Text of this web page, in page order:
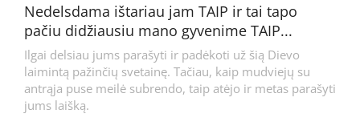
Nedelsdama ištariau jam TAIP ir tai tapo
pačiu didžiausiu mano gyvenime TAIP...
Ilgai delsiau jums parašyti ir padėkoti už šią Dievo
laimintą pažinčių svetainę. Tačiau, kaip mudviejų su
antrąja puse meilė subrendo, taip atėjo ir metas parašyti
jums laišką.